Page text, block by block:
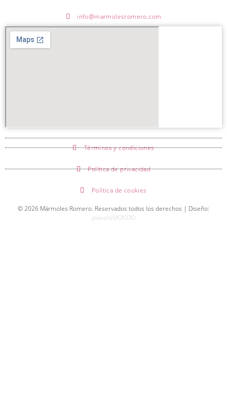
info@marmolesromero.com
Términos y condiciones
Política de privacidad
Política de cookies
© 2026 Mármoles Romero. Reservados todos los derechos | Diseño:
planetoMONDO